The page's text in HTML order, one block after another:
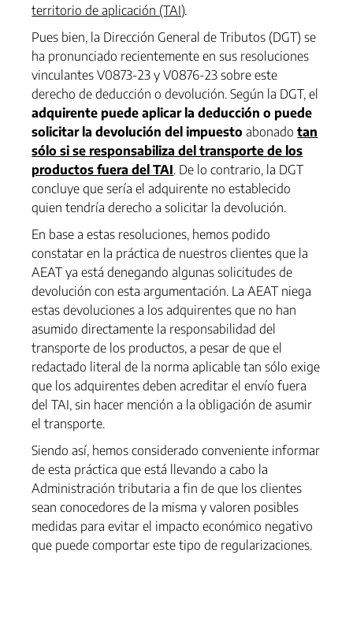
territorio de aplicación (TAI).
Pues bien, la Dirección General de Tributos (DGT) se
ha pronunciado recientemente en sus resoluciones
vinculantes V0873-23 y V0876-23 sobre este
derecho de deducción o devolución. Según la DGT, el
adquirente puede aplicar la deducción o puede
solicitar la devolución del impuesto abonadotan
sólo si se responsabiliza del transporte de los
productos fuera del TAI. De lo contrario, la DGT
concluye que sería el adquirente no establecido
quien tendría derecho a solicitar la devolución.
En base a estas resoluciones, hemos podido
constatar en la práctica de nuestros clientes que la
AEAT ya está denegando algunas solicitudes de
devolución con esta argumentación. La AEAT niega
estas devoluciones a los adquirentes que no han
asumido directamente la responsabilidad del
transporte de los productos, a pesar de que el
redactado literal de la norma aplicable tan sólo exige
que los adquirentes deben acreditar el envío fuera
del TAI, sin hacer mención a la obligación de asumir
el transporte.
Siendo así, hemos considerado conveniente informar
de esta práctica que está llevando a cabo la
Administración tributaria a fin de que los clientes
sean conocedores de la misma y valoren posibles
medidas para evitar el impacto económico negativo
que puede comportar este tipo de regularizaciones.